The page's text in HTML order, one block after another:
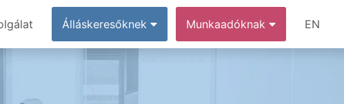
Álláskeresőknek Munkaadóknak EN